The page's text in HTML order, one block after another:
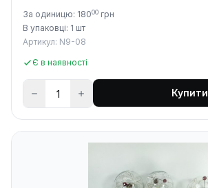
За одиницю: 18000 грн
В упаковці: 1 шт
Артикул: N9-08
Є в наявності
Купити